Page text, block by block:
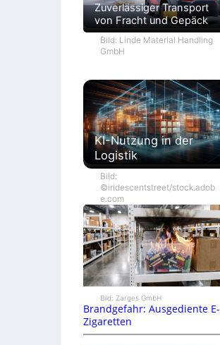
Zuverlässiger Transport
von Fracht und Gepäck
Bild: Linde Material Handling
GmbH
KI-Nutzung in der
Logistik
Bild:
©iridescentstreet/stock.adob
e.com
Bild: Zarges GmbH
Brandgefahr: Ausgediente E-
Zigaretten